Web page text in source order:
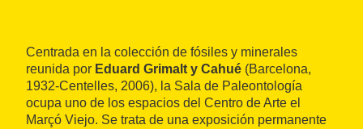
Centrada en la colección de fósiles y minerales
reunida por Eduard Grimalt y Cahué (Barcelona,
1932-Centelles, 2006), la Sala de Paleontología
ocupa uno de los espacios del Centro de Arte el
Marçó Viejo. Se trata de una exposición permanente